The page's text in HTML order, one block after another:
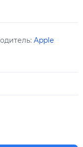
Apple